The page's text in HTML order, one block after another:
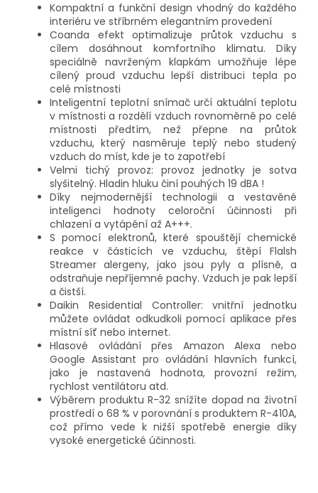
Kompaktní a funkční design vhodný do každého
interiéru ve stříbrném elegantním provedení
Coanda efekt optimalizuje průtok vzduchu s
cílem dosáhnout komfortního klimatu. Díky
speciálně navrženým klapkám umožňuje lépe
cílený proud vzduchu lepší distribuci tepla po
celé místnosti
Inteligentní teplotní snímač určí aktuální teplotu
v místnosti a rozdělí vzduch rovnoměrně po celé
místnosti předtím, než přepne na průtok
vzduchu, který nasměruje teplý nebo studený
vzduch do míst, kde je to zapotřebí
Velmi tichý provoz: provoz jednotky je sotva
slyšitelný. Hladin hluku činí pouhých 19 dBA !
Díky nejmodernější technologii a vestavěné
inteligenci hodnoty celoroční účinnosti při
chlazení a vytápění až A+++.
S pomocí elektronů, které spouštějí chemické
reakce v částicích ve vzduchu, štěpí Flalsh
Streamer alergeny, jako jsou pyly a plísně, a
odstraňuje nepříjemné pachy. Vzduch je pak lepší
a čistší.
Daikin Residential Controller: vnitřní jednotku
můžete ovládat odkudkoli pomocí aplikace přes
místní síť nebo internet.
Hlasové ovládání přes Amazon Alexa nebo
Google Assistant pro ovládání hlavních funkcí,
jako je nastavená hodnota, provozní režim,
rychlost ventilátoru atd.
Výběrem produktu R-32 snížíte dopad na životní
prostředí o 68 % v porovnání s produktem R-410A,
což přímo vede k nižší spotřebě energie díky
vysoké energetické účinnosti.